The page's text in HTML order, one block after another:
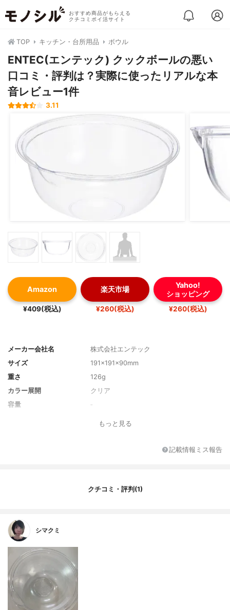
おすすめ商品がもらえる
クチコミポイ活サイト
TOP キッチン・台所用品 ボウル
ENTEC(エンテック) クックボールの悪い
口コミ・評判は？実際に使ったリアルな本
音レビュー1件
3.11
Amazon
¥409(税込)
楽天市場
¥260(税込)
Yahoo!
ショッピング
¥260(税込)
メーカー会社名
株式会社エンテック
サイズ
191×191×90mm
重さ
126g
カラー展開
クリア
容量
もっと見る
記載情報ミス報告
クチコミ・評判(1)
シマクミ